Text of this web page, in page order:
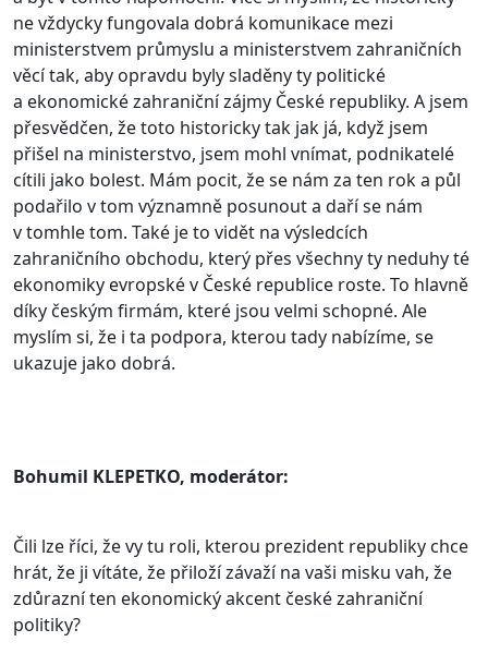
ne vždycky fungovala dobrá komunikace mezi
ministerstvem průmyslu a ministerstvem zahraničních
věcí tak, aby opravdu byly sladěny ty politické
a ekonomické zahraniční zájmy České republiky. A jsem
přesvědčen, že toto historicky tak jak já, když jsem
přišel na ministerstvo, jsem mohl vnímat, podnikatelé
cítili jako bolest. Mám pocit, že se nám za ten rok a půl
podařilo v tom významně posunout a daří se nám
v tomhle tom. Také je to vidět na výsledcích
zahraničního obchodu, který přes všechny ty neduhy té
ekonomiky evropské v České republice roste. To hlavně
díky českým firmám, které jsou velmi schopné. Ale
myslím si, že i ta podpora, kterou tady nabízíme, se
ukazuje jako dobrá.
Bohumil KLEPETKO, moderátor:
Čili lze říci, že vy tu roli, kterou prezident republiky chce
hrát, že ji vítáte, že přiloží závaží na vaši misku vah, že
zdůrazní ten ekonomický akcent české zahraniční
politiky?